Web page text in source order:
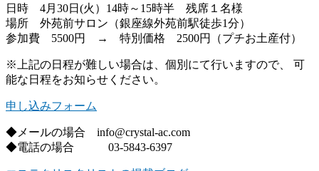
日時 4月30日(火）14時～15時半 残席１名様
場所 外苑前サロン（銀座線外苑前駅徒歩1分）
参加費 5500円 → 特別価格 2500円（プチお土産付）
※上記の日程が難しい場合は、個別にて行いますので、 可
能な日程をお知らせください。
申し込みフォーム
◆メールの場合 info@crystal-ac.com
◆電話の場合 03-5843-6397